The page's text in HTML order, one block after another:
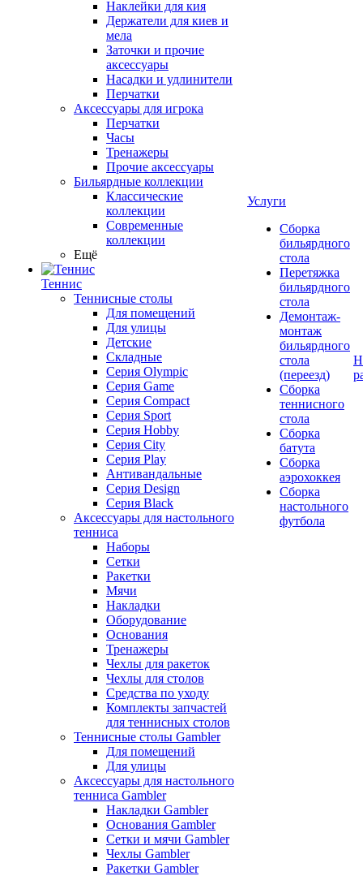
Наклейки для кия
Держатели для киев и
мела
Заточки и прочие
аксессуары
Насадки и удлинители
Перчатки
Аксессуары для игрока
Перчатки
Часы
Тренажеры
Прочие аксессуары
Бильярдные коллекции
Классические
коллекции
Современные
коллекции
Ещё
Теннис
Теннисные столы
Для помещений
Для улицы
Детские
Складные
Серия Olympic
Серия Game
Серия Compact
Серия Sport
Серия Hobby
Серия City
Серия Play
Антивандальные
Серия Design
Серия Black
Аксессуары для настольного
тенниса
Наборы
Сетки
Ракетки
Мячи
Накладки
Оборудование
Основания
Тренажеры
Чехлы для ракеток
Чехлы для столов
Средства по уходу
Комплекты запчастей
для теннисных столов
Теннисные столы Gambler
Для помещений
Для улицы
Аксессуары для настольного
тенниса Gambler
Накладки Gambler
Основания Gambler
Сетки и мячи Gambler
Чехлы Gambler
Ракетки Gambler
Услуги
Сборка
бильярдного
стола
Перетяжка
бильярдного
стола
Демонтаж-
монтаж
бильярдного
стола
(переезд)
Сборка
теннисного
стола
Сборка
батута
Сборка
аэрохоккея
Сборка
настольного
футбола